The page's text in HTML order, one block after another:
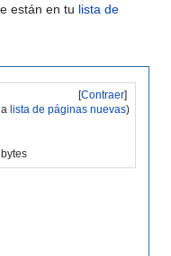
están en tu lista de
[Contraer]
lista de páginas nuevas)